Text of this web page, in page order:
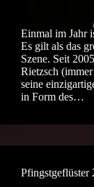
Einmal im Jahr
Es gilt als das
Szene. Seit
Rietzsch
seine
in Form des…
Pfingstgeflüster